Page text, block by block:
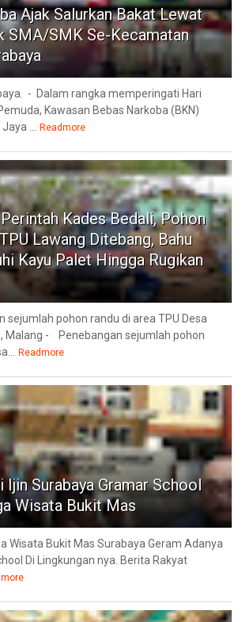
Ajak Salurkan Bakat Lewat
SMA/SMK Se-Kecamatan
- Dalam rangka memperingati Hari
Kawasan Bebas Narkoba (BKN)
...
Readmore
Kades Bedali, Pohon
Lawang Ditebang, Bahu
Kayu Palet Hingga Rugikan
sejumlah pohon randu di area TPU Desa
, Malang - Penebangan sejumlah pohon
Readmore
Ijin Surabaya Gramar School
Wisata Bukit Mas
Wisata Bukit Mas Surabaya Geram Adanya
Di Lingkungan nya. Berita Rakyat